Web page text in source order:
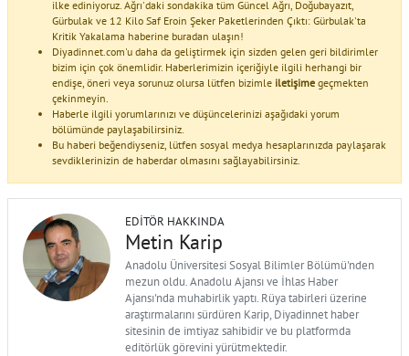
ilke ediniyoruz. Ağrı'daki sondakika tüm Güncel Ağrı, Doğubayazıt,
Gürbulak ve 12 Kilo Saf Eroin Şeker Paketlerinden Çıktı: Gürbulak'ta
Kritik Yakalama haberine buradan ulaşın!
Diyadinnet.com'u daha da geliştirmek için sizden gelen geri bildirimler
bizim için çok önemlidir. Haberlerimizin içeriğiyle ilgili herhangi bir
endişe, öneri veya sorunuz olursa lütfen bizimle iletişime geçmekten
çekinmeyin.
Haberle ilgili yorumlarınızı ve düşüncelerinizi aşağıdaki yorum
bölümünde paylaşabilirsiniz.
Bu haberi beğendiyseniz, lütfen sosyal medya hesaplarınızda paylaşarak
sevdiklerinizin de haberdar olmasını sağlayabilirsiniz.
EDITÖR HAKKINDA
Metin Karip
Anadolu Üniversitesi Sosyal Bilimler Bölümü'nden
mezun oldu. Anadolu Ajansı ve İhlas Haber
Ajansı'nda muhabirlik yaptı. Rüya tabirleri üzerine
araştırmalarını sürdüren Karip, Diyadinnet haber
sitesinin de imtiyaz sahibidir ve bu platformda
editörlük görevini yürütmektedir.